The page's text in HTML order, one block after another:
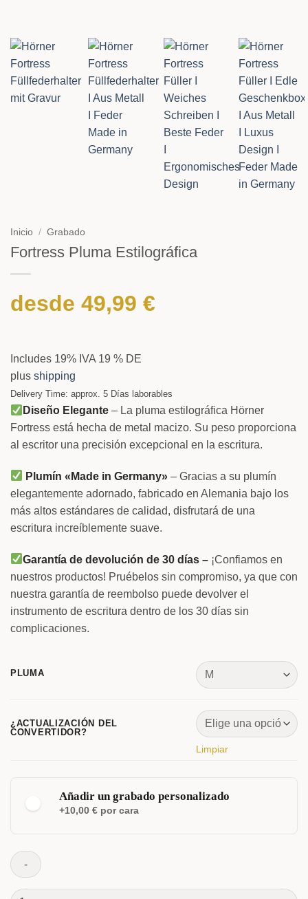
Inicio / Grabado
Fortress Pluma Estilográfica
desde 49,99 €
Includes 19% IVA 19 % DE
plus shipping
Delivery Time: approx. 5 Días laborables
Diseño Elegante – La pluma estilográfica Hörner
Fortress está hecha de metal macizo. Su peso proporciona
al escritor una precisión excepcional en la escritura.
Plumín «Made in Germany» – Gracias a su plumín
elegantemente adornado, fabricado en Alemania bajo los
más altos estándares de calidad, disfrutará de una
escritura increíblemente suave.
Garantía de devolución de 30 días – ¡Confiamos en
nuestros productos! Pruébelos sin compromiso, ya que con
nuestra garantía de reembolso puede devolver el
instrumento de escritura dentro de los 30 días sin
complicaciones.
PLUMA
¿ACTUALIZACIÓN DEL
CONVERTIDOR?
Limpiar
Añadir un grabado personalizado
+10,00 € por cara
CLÁSICA ELEGANTE
Fortress